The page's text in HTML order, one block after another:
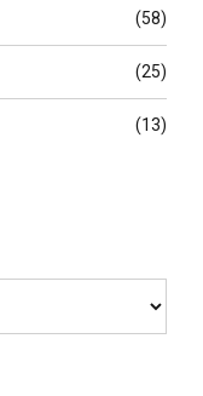
(58)
(25)
(13)